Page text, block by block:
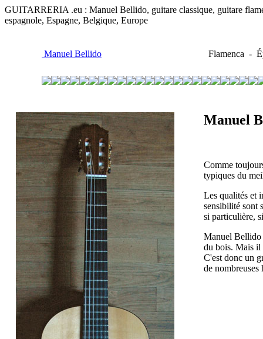
GUITARRERIA .eu : Manuel Bellido, guitare classique, guitare
espagnole, Espagne, Belgique, Europe
Manuel Bellido Flamenca -
Manuel
Comme
typiques du
Les qualités et
sensibilité sont
si particulière,
Manuel Bellido
du bois. Mais il
C'est donc un
de nombreuses